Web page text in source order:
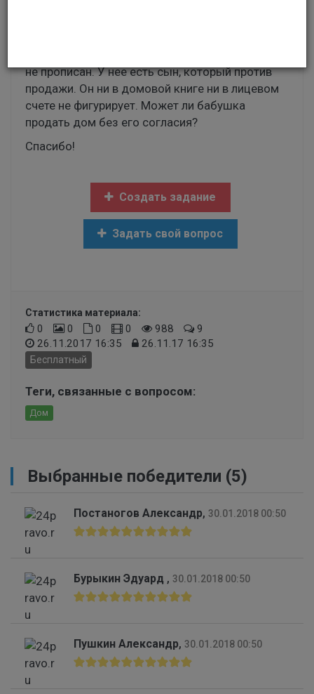
не прописан. У нее есть сын, который против
продажи. Он ни в домовой книге ни в лицевом
счете не фигурирует. Может ли бабушка
продать дом без его согласия?
Спасибо!
Создать задание
Задать свой вопрос
Статистика материала:
0 0 0 0 988
9
26.11.2017 16:35
26.11.17 16:35
Бесплатный
Теги, связанные с вопросом:
Дом
Выбранные победители (5)
Постаногов Александр, 30.01.2018 00:50
Бурыкин Эдуард , 30.01.2018 00:50
Пушкин Александр, 30.01.2018 00:50